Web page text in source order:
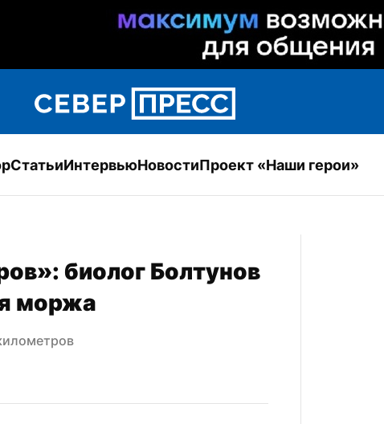
СтатьиИнтервьюНовостиПроект «Наши герои»
биолог Болтунов
моржа